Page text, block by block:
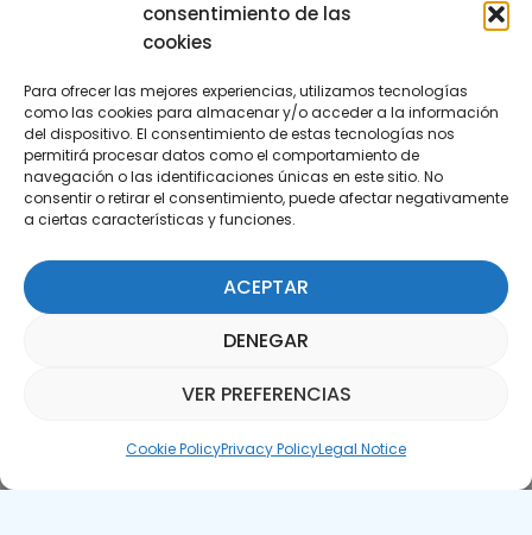
consentimiento de las
cookies
Para ofrecer las mejores experiencias, utilizamos tecnologías
como las cookies para almacenar y/o acceder a la información
del dispositivo. El consentimiento de estas tecnologías nos
permitirá procesar datos como el comportamiento de
navegación o las identificaciones únicas en este sitio. No
consentir o retirar el consentimiento, puede afectar negativamente
a ciertas características y funciones.
ACEPTAR
DENEGAR
VER PREFERENCIAS
Cookie PolicyPrivacy PolicyLegal Notice
Subscribe to our Newsletter
SUBSCRIBE HERE